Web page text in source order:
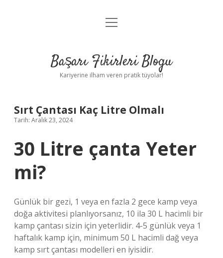
Anasayfa
Yasal Uyarı
menüyü
Başarı Fikirleri Blogu
Kariyerine ilham veren pratik tüyolar!
Sırt Çantası Kaç Litre Olmalı
Tarih: Aralık 23, 2024
30 Litre çanta Yeter
mi?
Günlük bir gezi, 1 veya en fazla 2 gece kamp veya
doğa aktivitesi planlıyorsanız, 10 ila 30 L hacimli bir
kamp çantası sizin için yeterlidir. 4-5 günlük veya 1
haftalık kamp için, minimum 50 L hacimli dağ veya
kamp sırt çantası modelleri en iyisidir.